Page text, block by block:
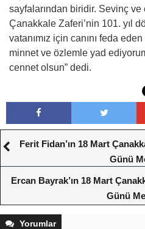
sayfalarından biridir. Sevinç ve
Çanakkale Zaferi’nin 101. yıl
vatanımız için canını feda
minnet ve özlemle yad
cennet olsun” dedi.
Ferit Fidan’ın 18 Mart
Günü
Ercan Bayrak’ın 18 Mart
Günü
Yorumlar